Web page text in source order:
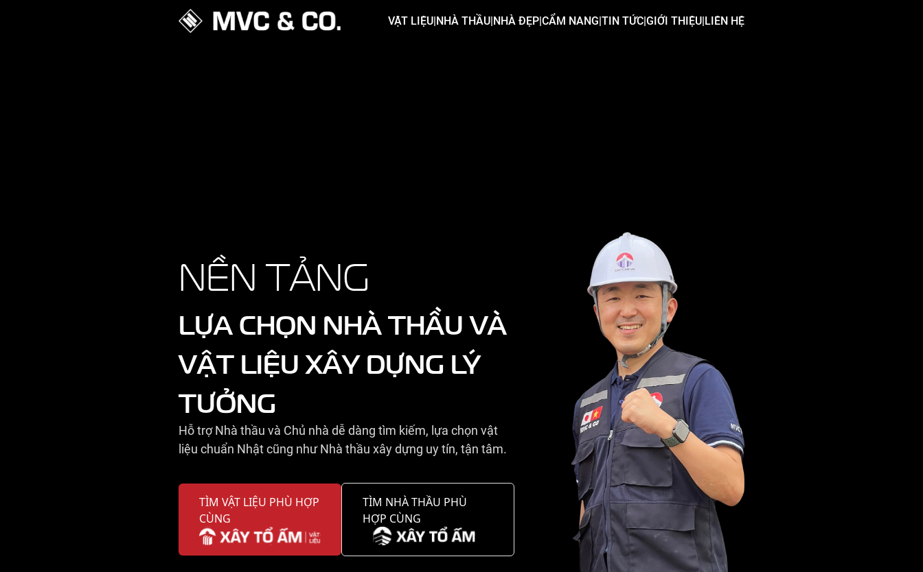
VẬT LIỆU|NHÀ THẦU|NHÀ ĐẸP|CẨM NANG|TIN TỨC|GIỚI THIỆU|LIÊN HỆ
NỀN TẢNG
LỰA CHỌN NHÀ THẦU VÀ
VẬT LIỆU XÂY DỰNG LÝ
TƯỞNG
Hỗ trợ Nhà thầu và Chủ nhà dễ dàng tìm kiếm, lựa chọn vật
liệu chuẩn Nhật cũng như Nhà thầu xây dựng uy tín, tận tâm.
TÌM VẬT LIỆU PHÙ HỢP
CÙNG
TÌM NHÀ THẦU PHÙ
HỢP CÙNG